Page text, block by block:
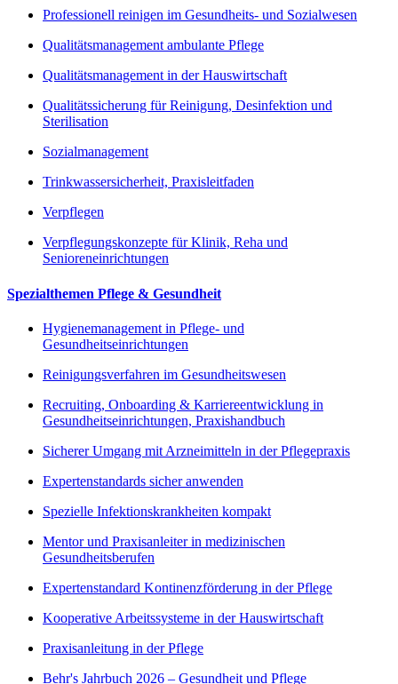
Professionell reinigen im Gesundheits- und Sozialwesen
Qualitätsmanagement ambulante Pflege
Qualitätsmanagement in der Hauswirtschaft
Qualitätssicherung für Reinigung, Desinfektion und
Sterilisation
Sozialmanagement
Trinkwassersicherheit, Praxisleitfaden
Verpflegen
Verpflegungskonzepte für Klinik, Reha und
Senioreneinrichtungen
Spezialthemen Pflege & Gesundheit
Hygienemanagement in Pflege- und
Gesundheitseinrichtungen
Reinigungsverfahren im Gesundheitswesen
Recruiting, Onboarding & Karriereentwicklung in
Gesundheitseinrichtungen, Praxishandbuch
Sicherer Umgang mit Arzneimitteln in der Pflegepraxis
Expertenstandards sicher anwenden
Spezielle Infektionskrankheiten kompakt
Mentor und Praxisanleiter in medizinischen
Gesundheitsberufen
Expertenstandard Kontinenzförderung in der Pflege
Kooperative Arbeitssysteme in der Hauswirtschaft
Praxisanleitung in der Pflege
Behr's Jahrbuch 2026 – Gesundheit und Pflege